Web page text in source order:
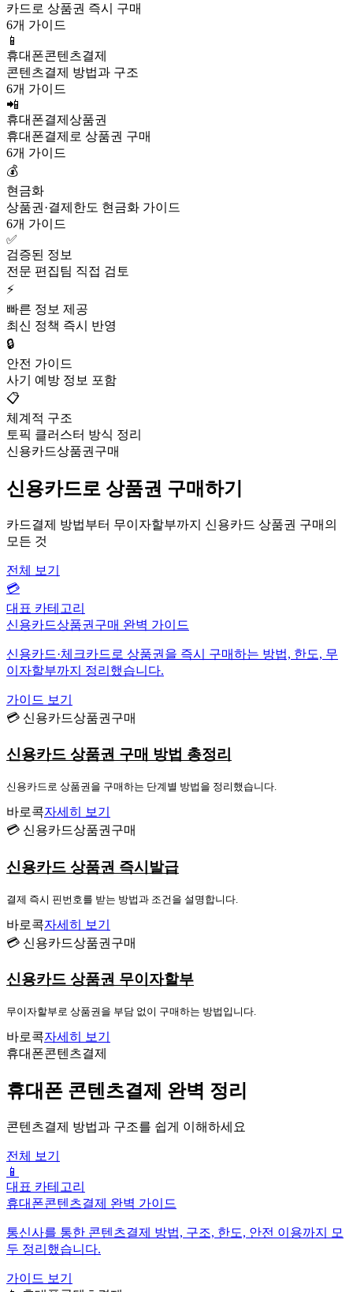
카드로 상품권 즉시 구매
6개 가이드
📱
휴대폰콘텐츠결제
콘텐츠결제 방법과 구조
6개 가이드
📲
휴대폰결제상품권
휴대폰결제로 상품권 구매
6개 가이드
💰
현금화
상품권·결제한도 현금화 가이드
6개 가이드
✅
검증된 정보
전문 편집팀 직접 검토
⚡
빠른 정보 제공
최신 정책 즉시 반영
🔒
안전 가이드
사기 예방 정보 포함
📋
체계적 구조
토픽 클러스터 방식 정리
신용카드상품권구매
신용카드로 상품권 구매하기
카드결제 방법부터 무이자할부까지 신용카드 상품권 구매의
모든 것
전체 보기
💳
대표 카테고리
신용카드상품권구매 완벽 가이드
신용카드·체크카드로 상품권을 즉시 구매하는 방법, 한도, 무
이자할부까지 정리했습니다.
가이드 보기
💳 신용카드상품권구매
신용카드 상품권 구매 방법 총정리
신용카드로 상품권을 구매하는 단계별 방법을 정리했습니다.
바로콕자세히 보기
💳 신용카드상품권구매
신용카드 상품권 즉시발급
결제 즉시 핀번호를 받는 방법과 조건을 설명합니다.
바로콕자세히 보기
💳 신용카드상품권구매
신용카드 상품권 무이자할부
무이자할부로 상품권을 부담 없이 구매하는 방법입니다.
바로콕자세히 보기
휴대폰콘텐츠결제
휴대폰 콘텐츠결제 완벽 정리
콘텐츠결제 방법과 구조를 쉽게 이해하세요
전체 보기
📱
대표 카테고리
휴대폰콘텐츠결제 완벽 가이드
통신사를 통한 콘텐츠결제 방법, 구조, 한도, 안전 이용까지 모
두 정리했습니다.
가이드 보기